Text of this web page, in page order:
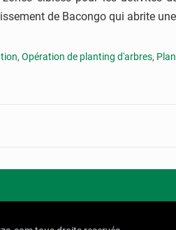
de Bacongo qui abrite
, Opération de planting d'arbres,